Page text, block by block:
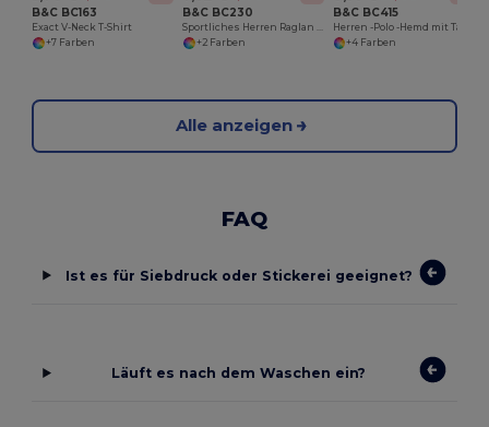
B&C BC163
Exact V-Neck T-Shirt
+7 Farben
B&C BC230
+2 Farben
B&C BC415
+4 Farben
Alle anzeigen
FAQ
Ist es für Siebdruck oder Stickerei geeignet?
Läuft es nach dem Waschen ein?